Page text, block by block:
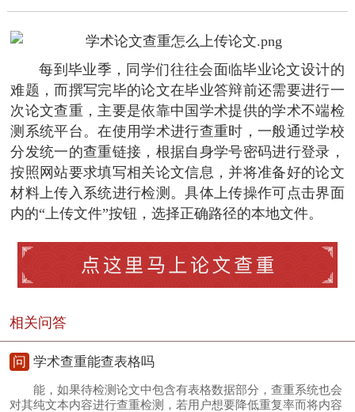
每到毕业季，同学们往往会面临毕业论文设计的
难题，而撰写完毕的论文在毕业答辩前还需要进行一
次论文查重，主要是依靠中国学术提供的学术不端检
测系统平台。在使用学术进行查重时，一般通过学校
分发统一的查重链接，根据自身学号密码进行登录，
按照网站要求填写相关论文信息，并将准备好的论文
材料上传入系统进行检测。具体上传操作可点击界面
内的“上传文件”按钮，选择正确路径的本地文件。
相关问答
问 学术查重能查表格吗
能，如果待检测论文中包含有表格数据部分，查重系统也会
对其纯文本内容进行查重检测，若用户想要降低重复率而将内容